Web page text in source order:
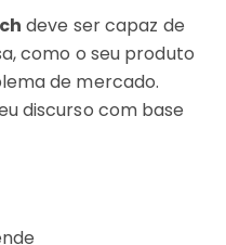
deve ser capaz de
como o seu produto
de mercado.
discurso com base